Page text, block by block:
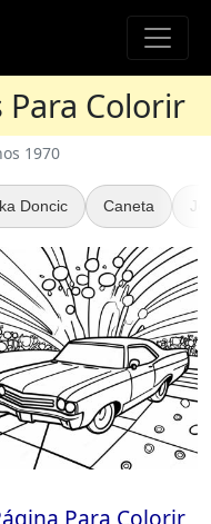
Para Colorir
1970
Doncic Caneta
Para Colorir